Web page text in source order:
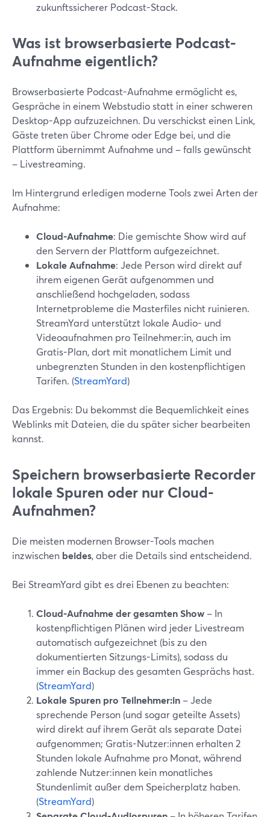
zukunftssicherer Podcast-Stack.
Was ist browserbasierte Podcast-
Aufnahme eigentlich?
Browserbasierte Podcast-Aufnahme ermöglicht es,
Gespräche in einem Webstudio statt in einer schweren
Desktop-App aufzuzeichnen. Du verschickst einen Link,
Gäste treten über Chrome oder Edge bei, und die
Plattform übernimmt Aufnahme und – falls gewünscht
– Livestreaming.
Im Hintergrund erledigen moderne Tools zwei Arten der
Aufnahme:
Cloud-Aufnahme: Die gemischte Show wird auf
den Servern der Plattform aufgezeichnet.
Lokale Aufnahme: Jede Person wird direkt auf
ihrem eigenen Gerät aufgenommen und
anschließend hochgeladen, sodass
Internetprobleme die Masterfiles nicht ruinieren.
StreamYard unterstützt lokale Audio- und
Videoaufnahmen pro Teilnehmer:in, auch im
Gratis-Plan, dort mit monatlichem Limit und
unbegrenzten Stunden in den kostenpflichtigen
Tarifen. (StreamYard)
Das Ergebnis: Du bekommst die Bequemlichkeit eines
Weblinks mit Dateien, die du später sicher bearbeiten
kannst.
Speichern browserbasierte Recorder
lokale Spuren oder nur Cloud-
Aufnahmen?
Die meisten modernen Browser-Tools machen
inzwischen beides, aber die Details sind entscheidend.
Bei StreamYard gibt es drei Ebenen zu beachten:
Cloud-Aufnahme der gesamten Show – In
kostenpflichtigen Plänen wird jeder Livestream
automatisch aufgezeichnet (bis zu den
dokumentierten Sitzungs-Limits), sodass du
immer ein Backup des gesamten Gesprächs hast.
(StreamYard)
Lokale Spuren pro Teilnehmer:in – Jede
sprechende Person (und sogar geteilte Assets)
wird direkt auf ihrem Gerät als separate Datei
aufgenommen; Gratis-Nutzer:innen erhalten 2
Stunden lokale Aufnahme pro Monat, während
zahlende Nutzer:innen kein monatliches
Stundenlimit außer dem Speicherplatz haben.
(StreamYard)